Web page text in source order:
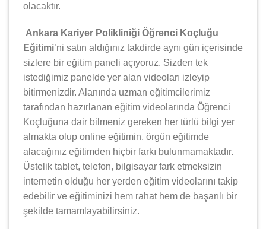
olacaktır.
Ankara Kariyer Polikliniği Öğrenci Koçluğu
Eğitimi’ni satın aldığınız takdirde aynı gün içerisinde
sizlere bir eğitim paneli açıyoruz. Sizden tek
istediğimiz panelde yer alan videoları izleyip
bitirmenizdir. Alanında uzman eğitimcilerimiz
tarafından hazırlanan eğitim videolarında Öğrenci
Koçluğuna dair bilmeniz gereken her türlü bilgi yer
almakta olup online eğitimin, örgün eğitimde
alacağınız eğitimden hiçbir farkı bulunmamaktadır.
Üstelik tablet, telefon, bilgisayar fark etmeksizin
internetin olduğu her yerden eğitim videolarını takip
edebilir ve eğitiminizi hem rahat hem de başarılı bir
şekilde tamamlayabilirsiniz.